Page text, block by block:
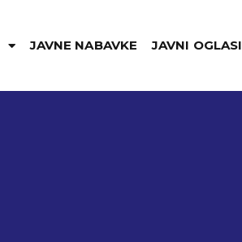
JAVNE NABAVKE JAVNI OGLASI